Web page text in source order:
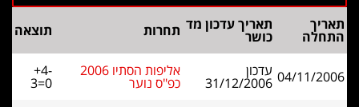
תאריך
התחלה
תאריך עדכון מד
כושר תחרות תוצאה
04/11/2006 עדכון
31/12/2006
אליפות הסתיו 2006
כפ"ס נוער
+4-
3=0